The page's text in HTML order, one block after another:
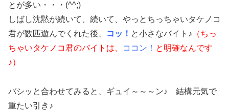
とが多い・・・(^^;)
しばし沈黙が続いて、続いて、やっとちっちゃいタケノコ
君が数匹遊んでくれた後、
コッ！ と小さなバイト♪ （ちっ
ちゃいタケノコ君のバイトは、
ココン！ と明確なんです
♪）
バシッと合わせてみると、ギュイ～～～ン♪ 結構元気で
重たい引き♪